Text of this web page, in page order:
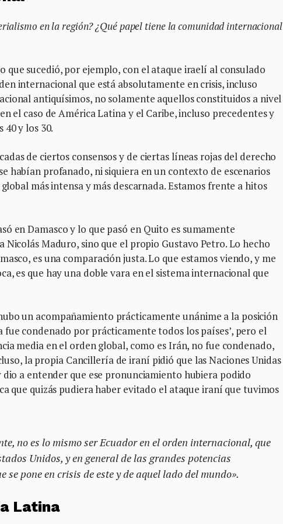
en la región? ¿Qué papel tiene la comunidad internacional
que sucedió, por ejemplo, con el ataque iraelí al consulado
internacional que está absolutamente en crisis, incluso
antiquísimos, no solamente aquellos constituidos a nivel
el caso de América Latina y el Caribe, incluso precedentes y
40 y los 30.
de ciertos consensos y de ciertas líneas rojas del derecho
habían profanado, ni siquiera en un contexto de escenarios
más intensa y más descarnada. Estamos frente a hitos
en Damasco y lo que pasó en Quito es sumamente
Maduro, sino que el propio Gustavo Petro. Lo hecho
es una comparación justa. Lo que estamos viendo, y me
es que hay una doble vara en el sistema internacional que
un acompañamiento prácticamente unánime a la posición
condenado por prácticamente todos los países’, pero el
media en el orden global, como es Irán, no fue condenado,
la propia Cancillería de iraní pidió que las Naciones Unidas
dio a entender que ese pronunciamiento hubiera podido
que quizás pudiera haber evitado el ataque iraní que tuvimos
no es lo mismo ser Ecuador en el orden internacional, que
Unidos, y en general de las grandes potencias
se pone en crisis de este y de aquel lado del mundo».
Latina